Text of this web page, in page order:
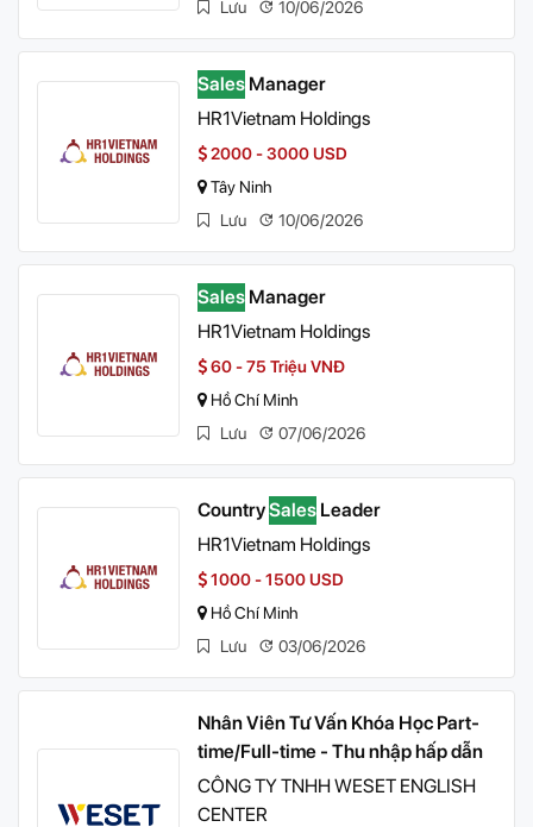
Lưu
10/06/2026
Sales Manager
HR1Vietnam Holdings
2000 - 3000 USD
Tây Ninh
Lưu
10/06/2026
Sales Manager
HR1Vietnam Holdings
60 - 75 Triệu VNĐ
Hồ Chí Minh
Lưu
07/06/2026
CountrySales Leader
HR1Vietnam Holdings
1000 - 1500 USD
Hồ Chí Minh
Lưu
03/06/2026
Nhân Viên Tư Vấn Khóa Học Part-
time/Full-time - Thu nhập hấp dẫn
CÔNG TY TNHH WESET ENGLISH
CENTER